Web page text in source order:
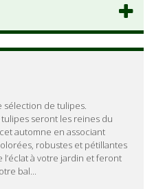
sélection de tulipes.
seront les reines du
automne en associant
robustes et pétillantes
à votre jardin et feront
bal...